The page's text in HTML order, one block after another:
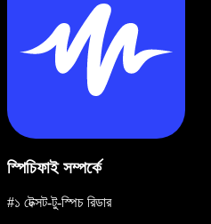
স্পিচিফাই সম্পর্কে
#১ টেক্সট-টু-স্পিচ রিডার